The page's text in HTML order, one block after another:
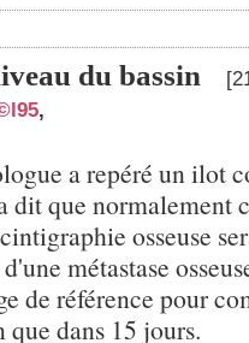
du bassin
,
a repéré un ilot
dit que normalement
osseuse
métastase
de référence pour
dans 15 jours.